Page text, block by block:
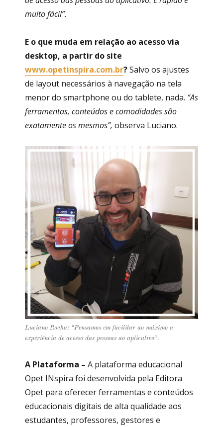
muito fácil”.
E o que muda em relação ao acesso via
desktop, a partir do site
www.opetinspira.com.br?Salvo os ajustes
de layout necessários à navegação na tela
menor do smartphone ou do tablete, nada. “As
ferramentas, conteúdos e comodidades são
exatamente os mesmos”, observa Luciano.
Luciano Rocha: “Pensamos em facilitar ao máximo a
experiência de acesso das pessoas ao aplicativo”.
A Plataforma – A plataforma educacional
Opet INspira foi desenvolvida pela Editora
Opet para oferecer ferramentas e conteúdos
educacionais digitais de alta qualidade aos
estudantes, professores, gestores e